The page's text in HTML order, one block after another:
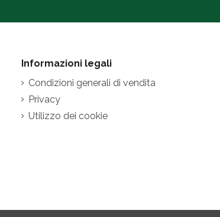
Informazioni legali
Condizioni generali di vendita
Privacy
Utilizzo dei cookie